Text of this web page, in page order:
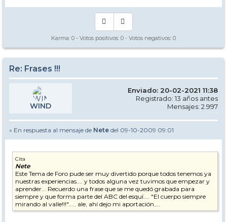
Karma: 0 - Votos positivos: 0 - Votos negativos: 0
Re: Frases !!!
WIND
Enviado: 20-02-2021 11:38
Registrado: 13 años antes
Mensajes: 2.997
» En respuesta al mensaje de Nete del 09-10-2009 09:01
Cita
Nete
Este Tema de Foro pude ser muy divertido porque todos tenemos ya
nuestras experiencias.... y todos alguna vez tuvimos que empezar y
aprender... Recuerdo una frase que se me quedó grabada para
siempre y que forma parte del ABC del esquí.... "El cuerpo siempre
mirando al valle!!!"..... ale, ahí dejo mi aportación....